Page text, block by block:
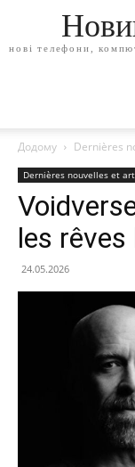
нові телефони,
Додому Dernières
Dernières nouvelles et
les
24.05.2026